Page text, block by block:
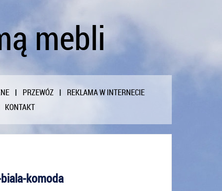
mebli
PRZEWÓZ
REKLAMA W INTERNECIE
KONTAKT
komoda